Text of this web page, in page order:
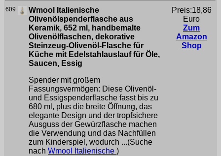
609
Wmool Italienische
Olivenölspenderflasche aus
Keramik, 652 ml, handbemalte
Olivenölflaschen, dekorative
Steinzeug-Olivenöl-Flasche für
Küche mit Edelstahlauslauf für Öle,
Saucen, Essig
Spender mit großem
Fassungsvermögen: Diese Olivenöl-
und Essigspenderflasche fasst bis zu
680 ml, plus die breite Öffnung, das
elegante Design und der tropfsichere
Ausguss der Gewürzflasche machen
die Verwendung und das Nachfüllen
zum Kinderspiel, wodurch ...(Suche
nach Wmool Italienische )
Preis:18,86
Euro
Zum
Amazon
Shop